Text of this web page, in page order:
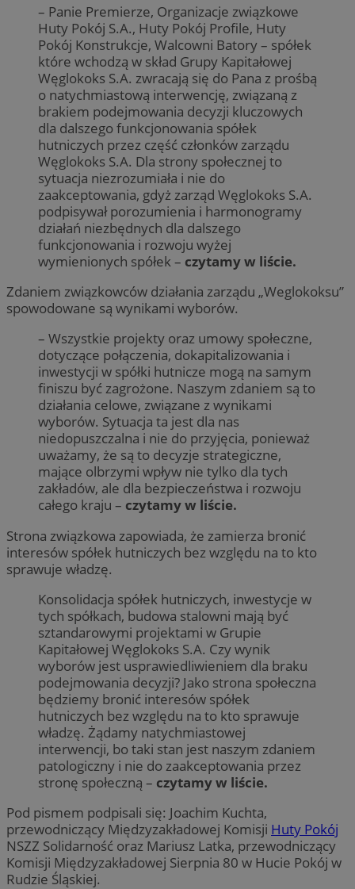
– Panie Premierze, Organizacje związkowe
Huty Pokój S.A., Huty Pokój Profile, Huty
Pokój Konstrukcje, Walcowni Batory – spółek
które wchodzą w skład Grupy Kapitałowej
Węglokoks S.A. zwracają się do Pana z prośbą
o natychmiastową interwencję, związaną z
brakiem podejmowania decyzji kluczowych
dla dalszego funkcjonowania spółek
hutniczych przez część członków zarządu
Węglokoks S.A. Dla strony społecznej to
sytuacja niezrozumiała i nie do
zaakceptowania, gdyż zarząd Węglokoks S.A.
podpisywał porozumienia i harmonogramy
działań niezbędnych dla dalszego
funkcjonowania i rozwoju wyżej
wymienionych spółek – czytamy w liście.
Zdaniem związkowców działania zarządu „Weglokoksu”
spowodowane są wynikami wyborów.
– Wszystkie projekty oraz umowy społeczne,
dotyczące połączenia, dokapitalizowania i
inwestycji w spółki hutnicze mogą na samym
finiszu być zagrożone. Naszym zdaniem są to
działania celowe, związane z wynikami
wyborów. Sytuacja ta jest dla nas
niedopuszczalna i nie do przyjęcia, ponieważ
uważamy, że są to decyzje strategiczne,
mające olbrzymi wpływ nie tylko dla tych
zakładów, ale dla bezpieczeństwa i rozwoju
całego kraju – czytamy w liście.
Strona związkowa zapowiada, że zamierza bronić
interesów spółek hutniczych bez względu na to kto
sprawuje władzę.
Konsolidacja spółek hutniczych, inwestycje w
tych spółkach, budowa stalowni mają być
sztandarowymi projektami w Grupie
Kapitałowej Węglokoks S.A. Czy wynik
wyborów jest usprawiedliwieniem dla braku
podejmowania decyzji? Jako strona społeczna
będziemy bronić interesów spółek
hutniczych bez względu na to kto sprawuje
władzę. Żądamy natychmiastowej
interwencji, bo taki stan jest naszym zdaniem
patologiczny i nie do zaakceptowania przez
stronę społeczną – czytamy w liście.
Pod pismem podpisali się: Joachim Kuchta,
przewodniczący Międzyzakładowej Komisji Huty Pokój
NSZZ Solidarność oraz Mariusz Latka, przewodniczący
Komisji Międzyzakładowej Sierpnia 80 w Hucie Pokój w
Rudzie Śląskiej.